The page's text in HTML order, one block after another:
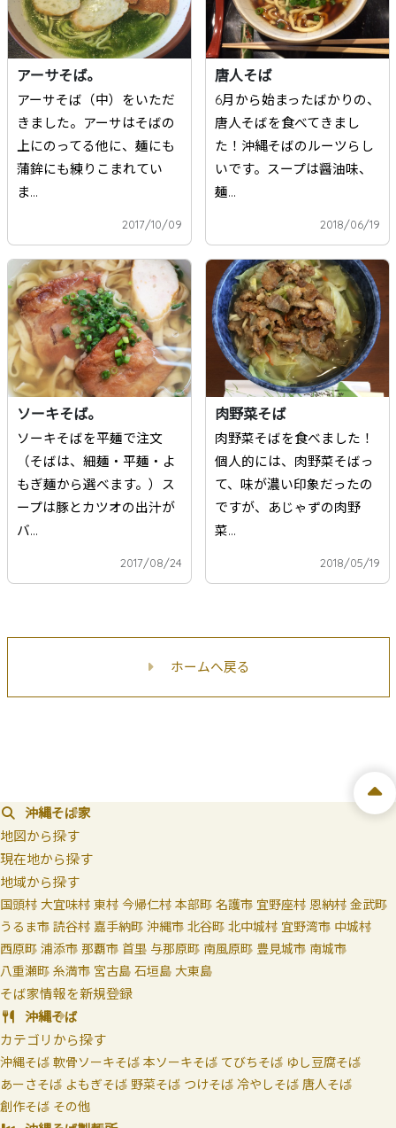
アーサそば。
アーサそば（中）をいただ
きました。アーサはそばの
上にのってる他に、麺にも
蒲鉾にも練りこまれてい
ま...
2017/10/09
唐人そば
6月から始まったばかりの、
唐人そばを食べてきまし
た！沖縄そばのルーツらし
いです。スープは醤油味、
麺...
2018/06/19
ソーキそば。
ソーキそばを平麺で注文
（そばは、細麺・平麺・よ
もぎ麺から選べます。）ス
ープは豚とカツオの出汁が
バ...
2017/08/24
肉野菜そば
肉野菜そばを食べました！
個人的には、肉野菜そばっ
て、味が濃い印象だったの
ですが、あじゃずの肉野
菜...
2018/05/19
ホームへ戻る
沖縄そば家
地図から探す
現在地から探す
地域から探す
国頭村 大宜味村 東村 今帰仁村 本部町 名護市 宜野座村 恩納村 金武町
うるま市 読谷村 嘉手納町 沖縄市 北谷町 北中城村 宜野湾市 中城村
西原町 浦添市 那覇市 首里 与那原町 南風原町 豊見城市 南城市
八重瀬町 糸満市 宮古島 石垣島 大東島
そば家情報を新規登録
沖縄そば
カテゴリから探す
沖縄そば 軟骨ソーキそば 本ソーキそば てびちそば ゆし豆腐そば
あーさそば よもぎそば 野菜そば つけそば 冷やしそば 唐人そば
創作そば その他